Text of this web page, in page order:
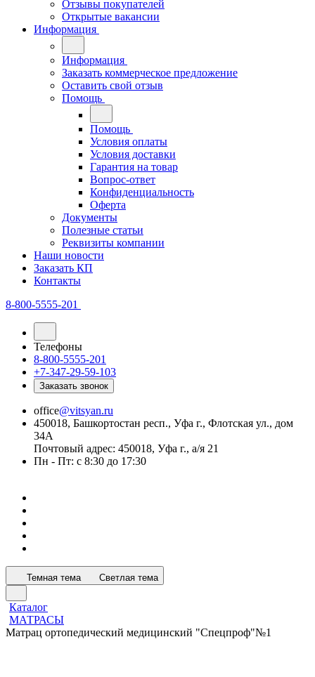
Отзывы покупателей
Открытые вакансии
Информация
Информация
Заказать коммерческое предложение
Оставить свой отзыв
Помощь
Помощь
Условия оплаты
Условия доставки
Гарантия на товар
Вопрос-ответ
Конфиденциальность
Оферта
Документы
Полезные статьи
Реквизиты компании
Наши новости
Заказать КП
Контакты
8-800-5555-201
Телефоны
8-800-5555-201
+7-347-29-59-103
Заказать звонок
office@vitsyan.ru
450018, Башкортостан респ., Уфа г., Флотская ул., дом
34А
Почтовый адрес: 450018, Уфа г., а/я 21
Пн - Пт: с 8:30 до 17:30
Темная тема Светлая тема
Каталог
МАТРАСЫ
Матрац ортопедический медицинский "Спецпроф"№1